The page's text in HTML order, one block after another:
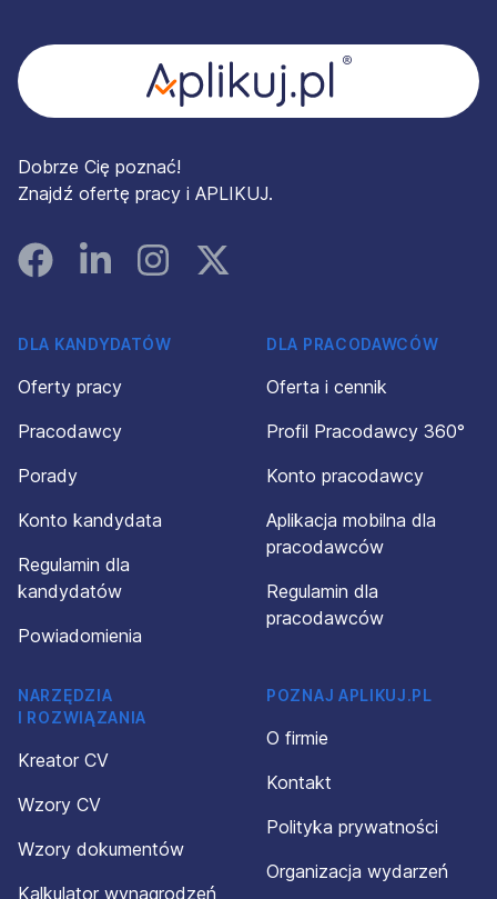
Dobrze Cię poznać!
Znajdź ofertę pracy i APLIKUJ.
FacebookLinked InInstagramInstagram
DLA KANDYDATÓW
Oferty pracy
Pracodawcy
Porady
Konto kandydata
Regulamin dla
kandydatów
Powiadomienia
DLA PRACODAWCÓW
Oferta i cennik
Profil Pracodawcy 360°
Konto pracodawcy
Aplikacja mobilna dla
pracodawców
Regulamin dla
pracodawców
NARZĘDZIA
I ROZWIĄZANIA
Kreator CV
Wzory CV
Wzory dokumentów
Kalkulator wynagrodzeń
POZNAJ APLIKUJ.PL
O firmie
Kontakt
Polityka prywatności
Organizacja wydarzeń